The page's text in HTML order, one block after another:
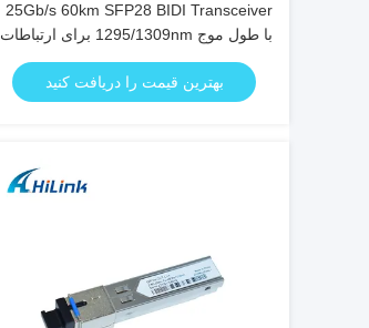
25Gb/s 60km SFP28 BIDI Transceiver
با طول موج 1295/1309nm برای ارتباطات
دو طرفه فیبر نوری با سرعت بالا
بهترین قیمت را دریافت کنید